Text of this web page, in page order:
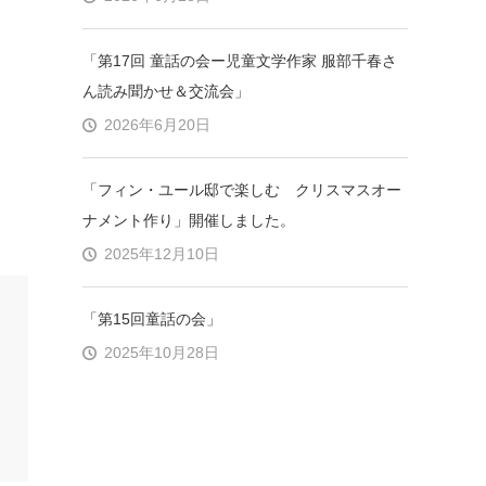
「第17回 童話の会ー児童文学作家 服部千春さ
ん読み聞かせ＆交流会」
2026年6月20日
「フィン・ユール邸で楽しむ クリスマスオー
ナメント作り」開催しました。
2025年12月10日
「第15回童話の会」
2025年10月28日